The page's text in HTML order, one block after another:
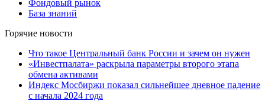
Фондовый рынок
База знаний
Горячие новости
Что такое Центральный банк России и зачем он нужен
«Инвестпалата» раскрыла параметры второго этапа
обмена активами
Индекс Мосбиржи показал сильнейшее дневное падение
с начала 2024 года